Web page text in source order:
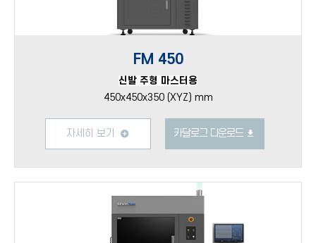
FM 450
신발 주형 마스터용
450x450x350 (XYZ) mm
자세히 보기 카달로그 다운로드